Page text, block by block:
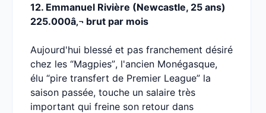
12. Emmanuel Rivière (Newcastle, 25 ans)
225.000â‚¬ brut par mois
Aujourd'hui blessé et pas franchement désiré
chez les “Magpies”, l'ancien Monégasque,
élu “pire transfert de Premier League” la
saison passée, touche un salaire très
important qui freine son retour dans